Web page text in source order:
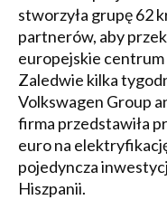
stworzyła grupę 62
partnerów, aby
europejskie
Zaledwie kilka
Volkswagen Group
firma przedstawiła
euro na
pojedyncza
Hiszpanii.